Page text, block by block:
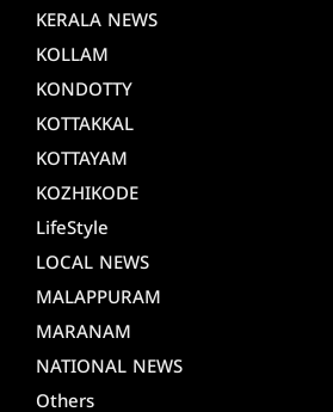
KERALA NEWS
KOLLAM
KONDOTTY
KOTTAKKAL
KOTTAYAM
KOZHIKODE
LifeStyle
LOCAL NEWS
MALAPPURAM
MARANAM
NATIONAL NEWS
Others